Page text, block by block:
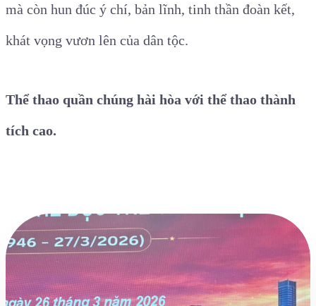
mà còn hun đúc ý chí, bản lĩnh, tinh thần đoàn kết,
khát vọng vươn lên của dân tộc.
Thể thao quần chúng hài hòa với thể thao thành
tích cao.